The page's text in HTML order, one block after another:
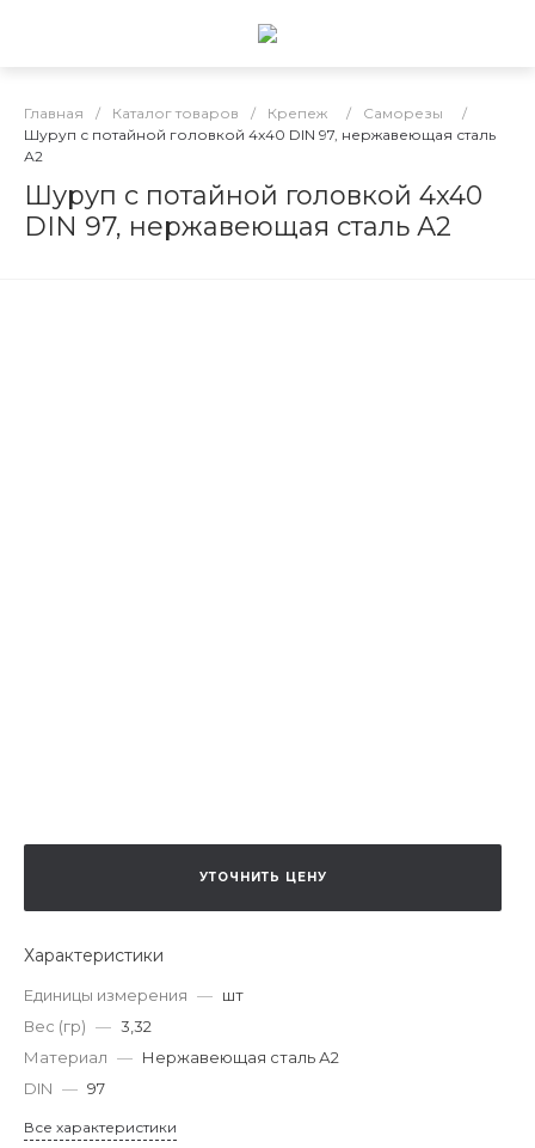
Главная / Каталог товаров / Крепеж / Саморезы
/
Шуруп с потайной головкой 4x40 DIN 97, нержавеющая сталь
А2
Шуруп с потайной головкой 4x40
DIN 97, нержавеющая сталь А2
УТОЧНИТЬ ЦЕНУ
Характеристики
Единицы измерения — шт
Вес (гр) — 3,32
Материал — Нержавеющая сталь А2
DIN — 97
Все характеристики